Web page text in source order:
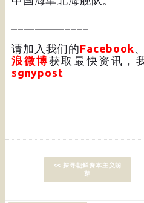
请加入我们的Facebook
浪微博获取最快资讯，
sgnypost
<< 探寻朝鲜资本主义萌
芽